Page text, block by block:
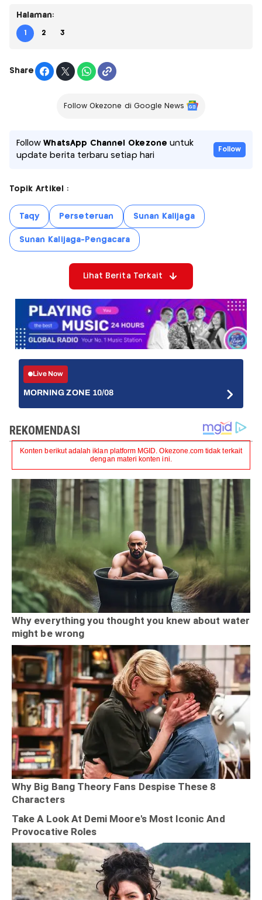
Halaman:
1 2 3
Share
Follow Okezone di Google News
FollowWhatsApp Channel Okezone untuk
update berita terbaru setiap hari
Follow
Topik Artikel :
Taqy Perseteruan Sunan Kalijaga
Sunan Kalijaga-Pengacara
Lihat Berita Terkait
Live Now
MORNING ZONE 10/08